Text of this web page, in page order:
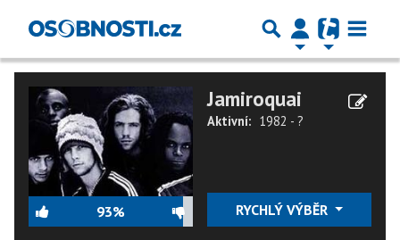
93%
Jamiroquai
Aktivní: 1982 - ?
RYCHLÝ VÝBĚR